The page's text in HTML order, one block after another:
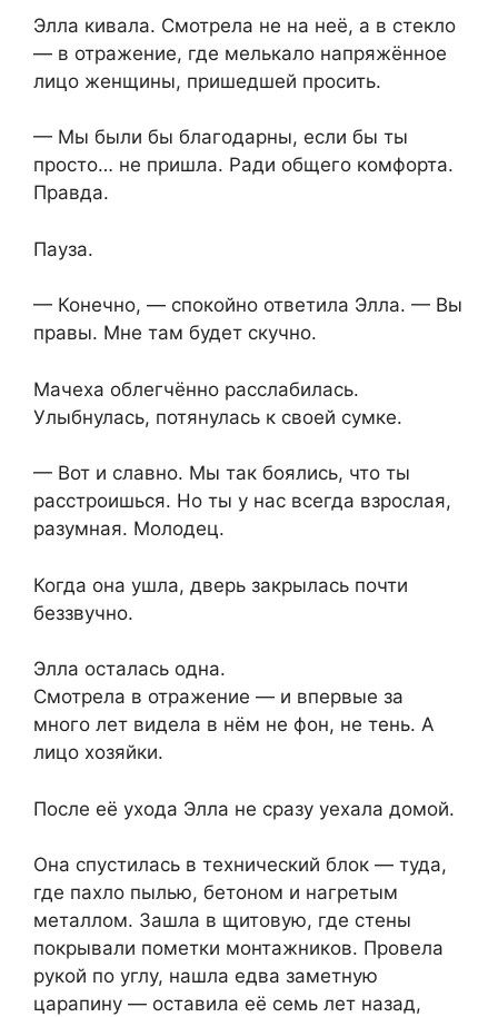
Элла кивала. Смотрела не на неё, а в стекло
— в отражение, где мелькало напряжённое
лицо женщины, пришедшей просить.
— Мы были бы благодарны, если бы ты
просто… не пришла. Ради общего комфорта.
Правда.
Пауза.
— Конечно, — спокойно ответила Элла. — Вы
правы. Мне там будет скучно.
Мачеха облегчённо расслабилась.
Улыбнулась, потянулась к своей сумке.
— Вот и славно. Мы так боялись, что ты
расстроишься. Но ты у нас всегда взрослая,
разумная. Молодец.
Когда она ушла, дверь закрылась почти
беззвучно.
Элла осталась одна.
Смотрела в отражение — и впервые за
много лет видела в нём не фон, не тень. А
лицо хозяйки.
После её ухода Элла не сразу уехала домой.
Она спустилась в технический блок — туда,
где пахло пылью, бетоном и нагретым
металлом. Зашла в щитовую, где стены
покрывали пометки монтажников. Провела
рукой по углу, нашла едва заметную
царапину — оставила её семь лет назад,